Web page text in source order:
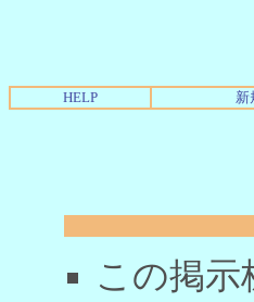
HELP 新
この掲